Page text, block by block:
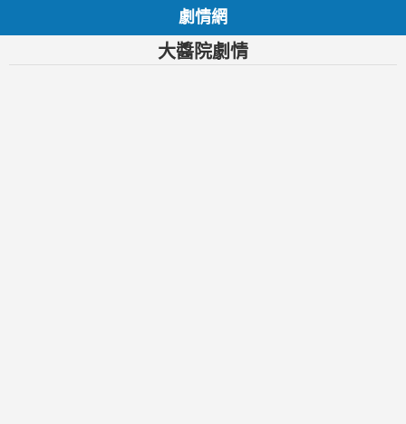
劇情網
大醬院劇情